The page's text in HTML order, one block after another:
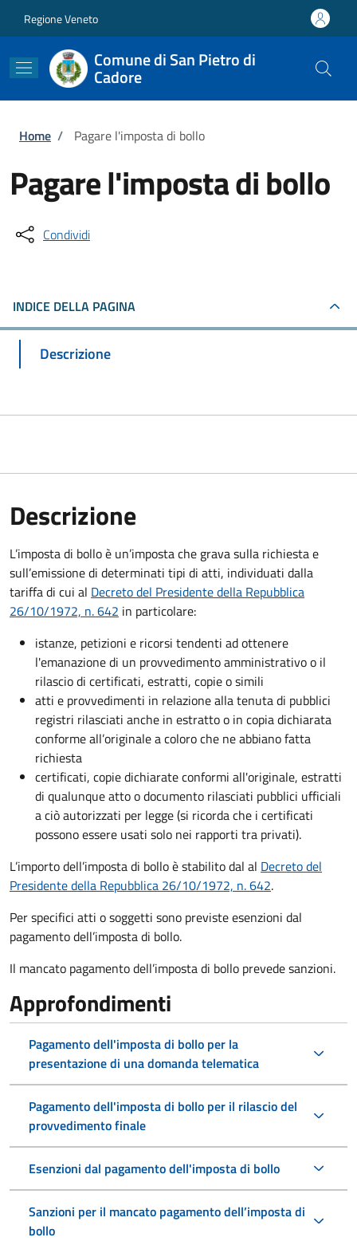
Regione Veneto
Comune di San Pietro di
Cadore
Briciole di pane
Home / Pagare l'imposta di bollo
Pagare l'imposta di bollo
Condividi
INDICE DELLA PAGINA
Descrizione
Descrizione
L’imposta di bollo è un’imposta che grava sulla richiesta e
sull’emissione di determinati tipi di atti, individuati dalla
tariffa di cui al Decreto del Presidente della Repubblica
26/10/1972, n. 642 in particolare:
istanze, petizioni e ricorsi tendenti ad ottenere
l'emanazione di un provvedimento amministrativo o il
rilascio di certificati, estratti, copie o simili
atti e provvedimenti in relazione alla tenuta di pubblici
registri rilasciati anche in estratto o in copia dichiarata
conforme all’originale a coloro che ne abbiano fatta
richiesta
certificati, copie dichiarate conformi all'originale, estratti
di qualunque atto o documento rilasciati pubblici ufficiali
a ciò autorizzati per legge (si ricorda che i certificati
possono essere usati solo nei rapporti tra privati).
L’importo dell’imposta di bollo è stabilito dal al Decreto del
Presidente della Repubblica 26/10/1972, n. 642.
Per specifici atti o soggetti sono previste esenzioni dal
pagamento dell’imposta di bollo.
Il mancato pagamento dell’imposta di bollo prevede sanzioni.
Approfondimenti
Pagamento dell'imposta di bollo per la
presentazione di una domanda telematica
Pagamento dell'imposta di bollo per il rilascio del
provvedimento finale
Esenzioni dal pagamento dell'imposta di bollo
Sanzioni per il mancato pagamento dell’imposta di
bollo